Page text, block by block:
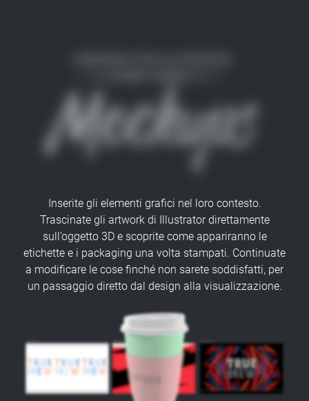
Inserite gli elementi grafici nel loro contesto.
Trascinate gli artwork di Illustrator direttamente
sull’oggetto 3D e scoprite come appariranno le
etichette e i packaging una volta stampati. Continuate
a modificare le cose finché non sarete soddisfatti, per
un passaggio diretto dal design alla visualizzazione.